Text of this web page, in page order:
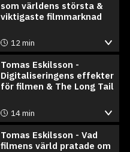
som världens största &
viktigaste filmmarknad
12 min
Tomas Eskilsson -
Digitaliseringens effekter
för filmen & The Long Tail
14 min
Tomas Eskilsson - Vad
filmens värld pratade om